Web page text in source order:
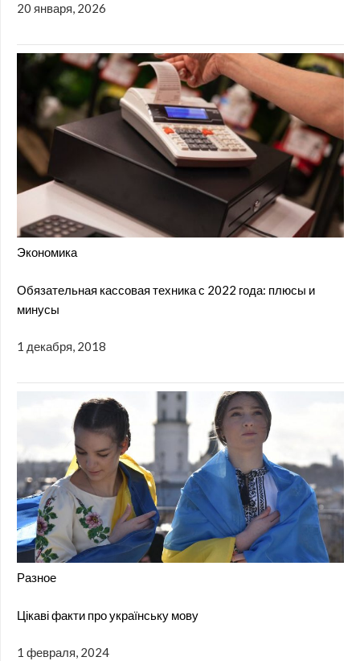
20 января, 2026
Экономика
Обязательная кассовая техника с 2022 года: плюсы и
минусы
1 декабря, 2018
Разное
Цікаві факти про українську мову
1 февраля, 2024